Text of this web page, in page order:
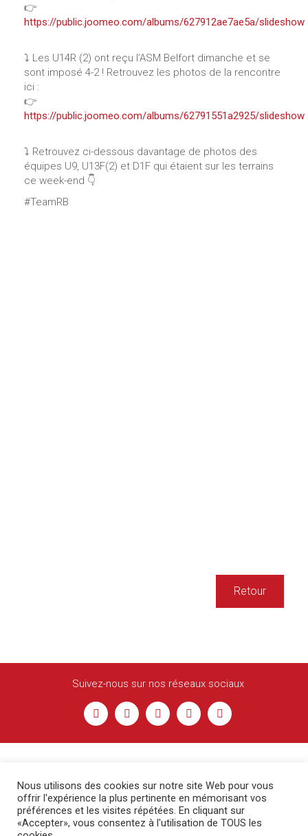
👉
https://public.joomeo.com/albums/627912ae7ae5a/slideshow
⤵️ Les U14R (2) ont reçu l’ASM Belfort dimanche et se
sont imposé 4-2 ! Retrouvez les photos de la rencontre
ici :
👉
https://public.joomeo.com/albums/62791551a2925/slideshow
⤵ Retrouvez ci-dessous davantage de photos des
équipes U9, U13F(2) et D1F qui étaient sur les terrains
ce week-end 👇
#TeamRB
Retour
Suivez-nous sur nos réseaux sociaux
Nous utilisons des cookies sur notre site Web pour vous
offrir l'expérience la plus pertinente en mémorisant vos
préférences et les visites répétées. En cliquant sur
«Accepter», vous consentez à l'utilisation de TOUS les